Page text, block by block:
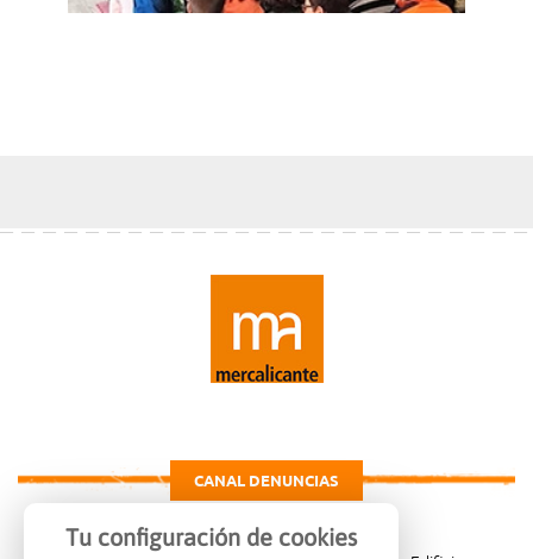
CANAL DENUNCIAS
Tu configuración de cookies